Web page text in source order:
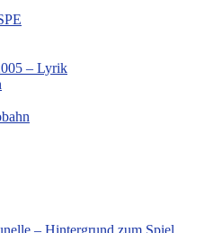
– Lyrik
– Hintergrund zum Spiel